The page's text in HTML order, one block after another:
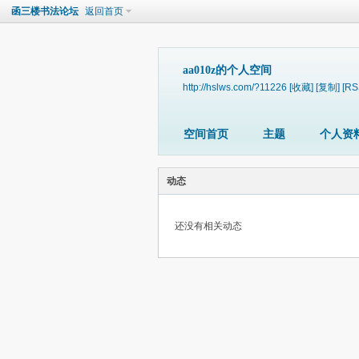
函三楼书法论坛 返回首页
aa010z的个人空间
http://hslws.com/?11226 [收藏] [复制]
空间首页 主题 个人资
动态
还没有相关动态